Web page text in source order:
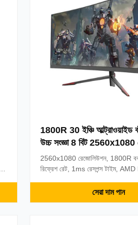
1800R 30 ইঞ্চি আল্ট্রাওয়াইড
উচ্চ সংজ্ঞা 8 বিট 2560x1080
2560x1080 রেজোলিউশন, 1800R
রিফ্রেশ রেট, 1ms রেসপন্স টাইম,
মনিটর। ফ্রেমলেস ডিজাইন এবং OEM
সেরা দাম পান